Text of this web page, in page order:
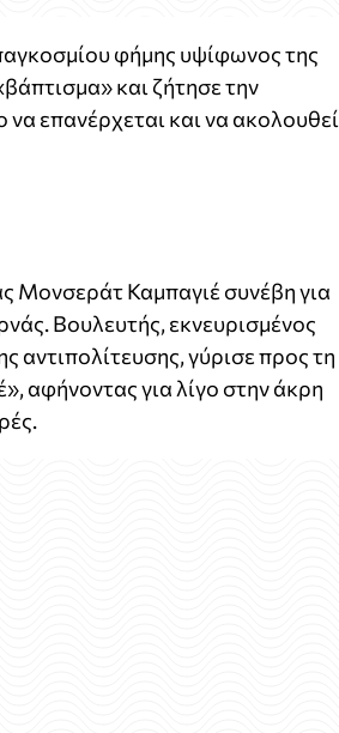
φήμης υψίφωνος της
και ζήτησε την
επανέρχεται και να ακολουθεί
Μονσεράτ Καμπαγιέ συνέβη για
Βουλευτής, εκνευρισμένος
αντιπολίτευσης, γύρισε προς τη
αφήνοντας για λίγο στην άκρη